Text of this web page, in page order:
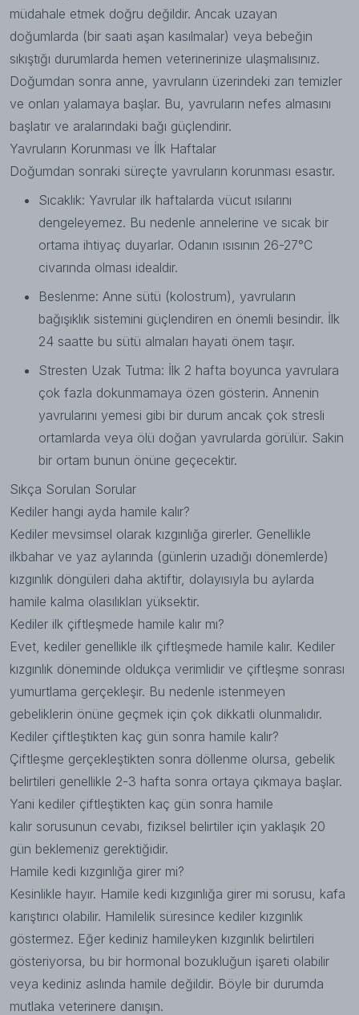
müdahale etmek doğru değildir. Ancak uzayan
doğumlarda (bir saati aşan kasılmalar) veya bebeğin
sıkıştığı durumlarda hemen veterinerinize ulaşmalısınız.
Doğumdan sonra anne, yavruların üzerindeki zarı temizler
ve onları yalamaya başlar. Bu, yavruların nefes almasını
başlatır ve aralarındaki bağı güçlendirir.
Yavruların Korunması ve İlk Haftalar
Doğumdan sonraki süreçte yavruların korunması esastır.
Sıcaklık: Yavrular ilk haftalarda vücut ısılarını
dengeleyemez. Bu nedenle annelerine ve sıcak bir
ortama ihtiyaç duyarlar. Odanın ısısının 26-27°C
civarında olması idealdir.
Beslenme: Anne sütü (kolostrum), yavruların
bağışıklık sistemini güçlendiren en önemli besindir. İlk
24 saatte bu sütü almaları hayati önem taşır.
Stresten Uzak Tutma: İlk 2 hafta boyunca yavrulara
çok fazla dokunmamaya özen gösterin. Annenin
yavrularını yemesi gibi bir durum ancak çok stresli
ortamlarda veya ölü doğan yavrularda görülür. Sakin
bir ortam bunun önüne geçecektir.
Sıkça Sorulan Sorular
Kediler hangi ayda hamile kalır?
Kediler mevsimsel olarak kızgınlığa girerler. Genellikle
ilkbahar ve yaz aylarında (günlerin uzadığı dönemlerde)
kızgınlık döngüleri daha aktiftir, dolayısıyla bu aylarda
hamile kalma olasılıkları yüksektir.
Kediler ilk çiftleşmede hamile kalır mı?
Evet, kediler genellikle ilk çiftleşmede hamile kalır. Kediler
kızgınlık döneminde oldukça verimlidir ve çiftleşme sonrası
yumurtlama gerçekleşir. Bu nedenle istenmeyen
gebeliklerin önüne geçmek için çok dikkatli olunmalıdır.
Kediler çiftleştikten kaç gün sonra hamile kalır?
Çiftleşme gerçekleştikten sonra döllenme olursa, gebelik
belirtileri genellikle 2-3 hafta sonra ortaya çıkmaya başlar.
Yani kediler çiftleştikten kaç gün sonra hamile
kalır sorusunun cevabı, fiziksel belirtiler için yaklaşık 20
gün beklemeniz gerektiğidir.
Hamile kedi kızgınlığa girer mi?
Kesinlikle hayır. Hamile kedi kızgınlığa girer mi sorusu, kafa
karıştırıcı olabilir. Hamilelik süresince kediler kızgınlık
göstermez. Eğer kediniz hamileyken kızgınlık belirtileri
gösteriyorsa, bu bir hormonal bozukluğun işareti olabilir
veya kediniz aslında hamile değildir. Böyle bir durumda
mutlaka veterinere danışın.